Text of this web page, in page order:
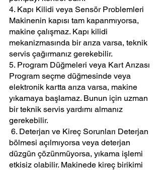
4. Kapı Kilidi veya Sensör Problemleri
Makinenin kapısı tam kapanmıyorsa,
makine çalışmaz. Kapı kilidi
mekanizmasında bir arıza varsa, teknik
servis çağırmanız gerekebilir.
5. Program Düğmeleri veya Kart Arızası
Program seçme düğmesinde veya
elektronik kartta arıza varsa, makine
yıkamaya başlamaz. Bunun için uzman
bir teknik servis yardımı almanız
gerekebilir.
bölmesi açılmıyorsa veya deterjan
düzgün çözünmüyorsa, yıkama işlemi
etkisiz olabilir. Makinede kireç birikimi